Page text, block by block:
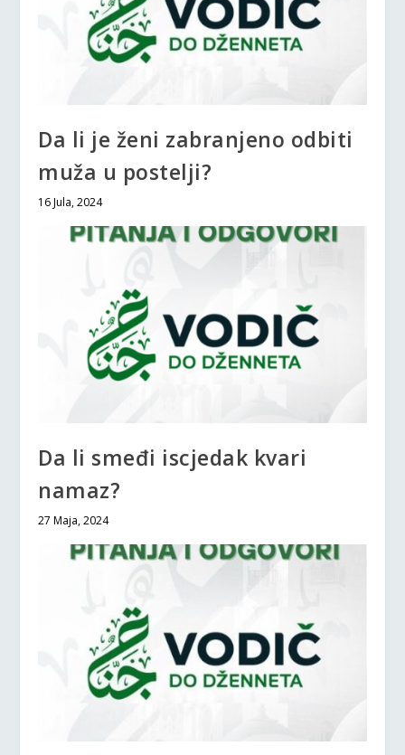
Da li je ženi zabranjeno odbiti
muža u postelji?
16 Jula, 2024
Da li smeđi iscjedak kvari
namaz?
27 Maja, 2024